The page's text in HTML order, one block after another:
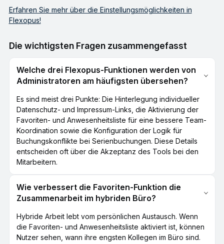
Erfahren Sie mehr über die Einstellungsmöglichkeiten in
Flexopus!
Die wichtigsten Fragen zusammengefasst
Welche drei Flexopus-Funktionen werden von
Administratoren am häufigsten übersehen?
Es sind meist drei Punkte: Die Hinterlegung individueller
Datenschutz- und Impressum-Links, die Aktivierung der
Favoriten- und Anwesenheitsliste für eine bessere Team-
Koordination sowie die Konfiguration der Logik für
Buchungskonflikte bei Serienbuchungen. Diese Details
entscheiden oft über die Akzeptanz des Tools bei den
Mitarbeitern.
Wie verbessert die Favoriten-Funktion die
Zusammenarbeit im hybriden Büro?
Hybride Arbeit lebt vom persönlichen Austausch. Wenn
die Favoriten- und Anwesenheitsliste aktiviert ist, können
Nutzer sehen, wann ihre engsten Kollegen im Büro sind.